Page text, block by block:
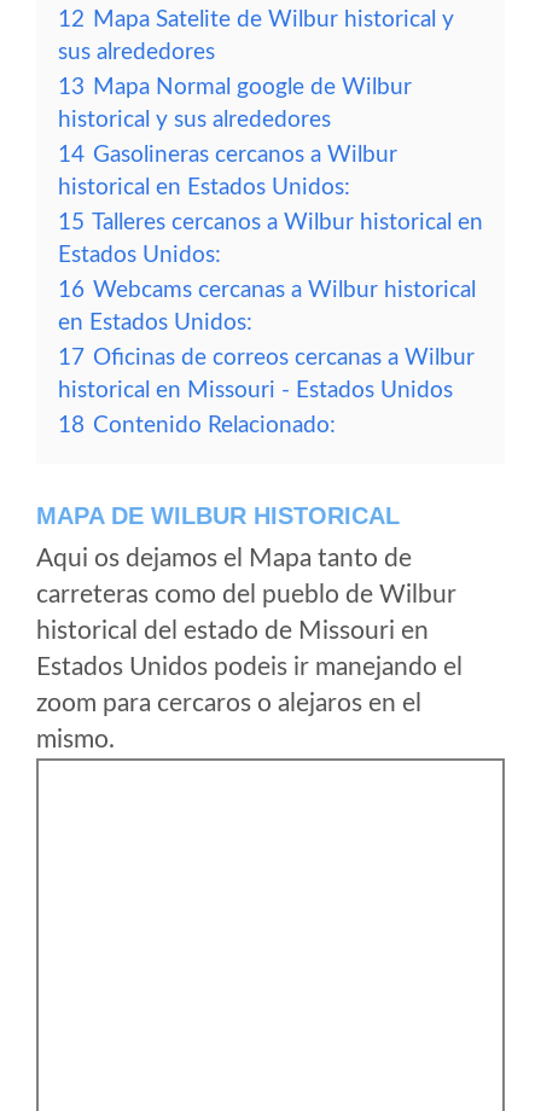
12 Mapa Satelite de Wilbur historical y
sus alrededores
13 Mapa Normal google de Wilbur
historical y sus alrededores
14 Gasolineras cercanos a Wilbur
historical en Estados Unidos:
15 Talleres cercanos a Wilbur historical en
Estados Unidos:
16 Webcams cercanas a Wilbur historical
en Estados Unidos:
17 Oficinas de correos cercanas a Wilbur
historical en Missouri - Estados Unidos
18 Contenido Relacionado:
MAPA DE WILBUR HISTORICAL
Aqui os dejamos el Mapa tanto de
carreteras como del pueblo de Wilbur
historical del estado de Missouri en
Estados Unidos podeis ir manejando el
zoom para cercaros o alejaros en el
mismo.